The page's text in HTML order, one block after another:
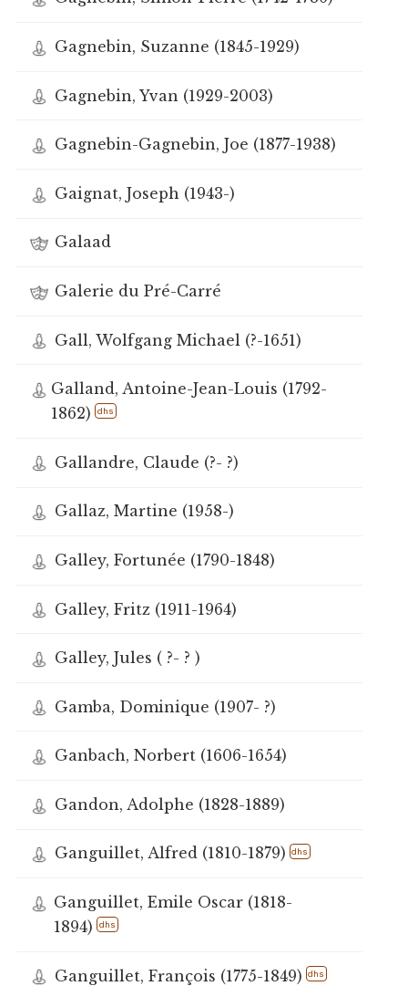
Gagnebin, Suzanne (1845-1929)
Gagnebin, Yvan (1929-2003)
Gagnebin-Gagnebin, Joe (1877-1938)
Gaignat, Joseph (1943-)
Galaad
Galerie du Pré-Carré
Gall, Wolfgang Michael (?-1651)
Galland, Antoine-Jean-Louis (1792-
1862)
dhs
Gallandre, Claude (?- ?)
Gallaz, Martine (1958-)
Galley, Fortunée (1790-1848)
Galley, Fritz (1911-1964)
Galley, Jules ( ?- ? )
Gamba, Dominique (1907- ?)
Ganbach, Norbert (1606-1654)
Gandon, Adolphe (1828-1889)
Ganguillet, Alfred (1810-1879) dhs
Ganguillet, Emile Oscar (1818-
1894)
dhs
Ganguillet, François (1775-1849) dhs